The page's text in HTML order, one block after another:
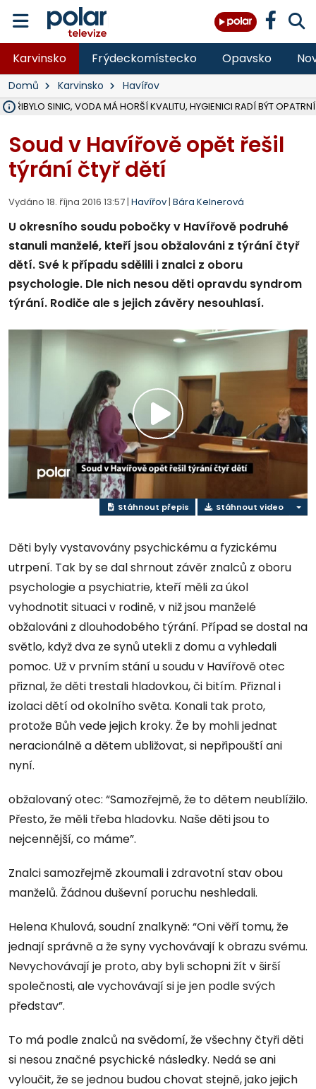
Karvinsko Frýdeckomístecko Opavsko
Domů Karvinsko Havířov
PŘIBYLO SINIC, VODA MÁ HORŠÍ KVALITU, HYGIENICI RADÍ BÝT OPATRNÍ
Soud v Havířově opět řešil
týrání čtyř dětí
Vydáno 18. října 2016 13:57 | Havířov | Bára Kelnerová
U okresního soudu pobočky v Havířově podruhé
stanuli manželé, kteří jsou obžalováni z týrání čtyř
dětí. Své k případu sdělili i znalci z oboru
psychologie. Dle nich nesou děti opravdu syndrom
týrání. Rodiče ale s jejich závěry nesouhlasí.
Přehrát
video
Stáhnout přepis Stáhnout video
Děti byly vystavovány psychickému a fyzickému
utrpení. Tak by se dal shrnout závěr znalců z oboru
psychologie a psychiatrie, kteří měli za úkol
vyhodnotit situaci v rodině, v niž jsou manželé
obžalováni z dlouhodobého týrání. Případ se dostal na
světlo, když dva ze synů utekli z domu a vyhledali
pomoc. Už v prvním stání u soudu v Havířově otec
přiznal, že děti trestali hladovkou, či bitím. Přiznal i
izolaci dětí od okolního světa. Konali tak proto,
protože Bůh vede jejich kroky. Že by mohli jednat
neracionálně a dětem ubližovat, si nepřipouští ani
nyní.
obžalovaný otec: “Samozřejmě, že to dětem neublížilo.
Přesto, že měli třeba hladovku. Naše děti jsou to
nejcennější, co máme”.
Znalci samozřejmě zkoumali i zdravotní stav obou
manželů. Žádnou duševní poruchu neshledali.
Helena Khulová, soudní znalkyně: “Oni věří tomu, že
jednají správně a že syny vychovávají k obrazu svému.
Nevychovávají je proto, aby byli schopni žít v širší
společnosti, ale vychovávají si je jen podle svých
představ”.
To má podle znalců na svědomí, že všechny čtyři děti
si nesou značné psychické následky. Nedá se ani
vyloučit, že se jednou budou chovat stejně, jako jejich